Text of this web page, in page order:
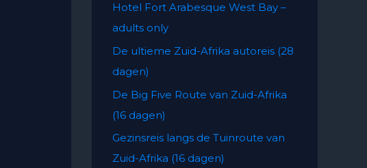
f
o
r
:
Hotel Fort Arabesque West Bay –
adults only
De ultieme Zuid-Afrika autoreis (28
dagen)
De Big Five Route van Zuid-Afrika
(16 dagen)
Gezinsreis langs de Tuinroute van
Zuid-Afrika (16 dagen)